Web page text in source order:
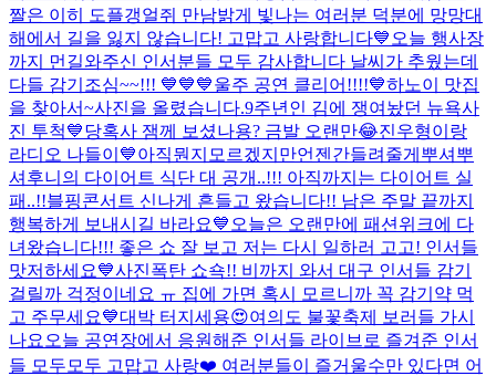
짤은 이히 도플갱얼쥐 만남밝게 빛나는 여러분 덕분에 망망대
해에서 길을 잃지 않습니다! 고맙고 사랑합니다💙 오늘 행사장
까지 먼길와주신 인서분들 모두 감사합니다 날씨가 추웠는데
다들 감기조심~~!!! 💙💙💙울주 공연 클리어!!!!💙하노이 맛집
을 찾아서~사진을 올렸습니다.9주년인 김에 쟁여놨던 뉴욕사
진 투척💙당혹사 잼께 보셨나용? 금발 오랜만😂진우형이랑
라디오 나들이💙아직뭔지모르겠지만언젠간들려줄게 뿌셔뿌
셔 후니의 다이어트 식단 대 공개..!!! 아직까지는 다이어트 실
패..!!블핑콘서트 신나게 흔들고 왔습니다!! 남은 주말 끝까지
행복하게 보내시길 바라요💙 오늘은 오랜만에 패션위크에 다
녀왔습니다!!! 좋은 쇼 잘 보고 저는 다시 일하러 고고! 인서들
맛저하세요💙사진폭탄 쇼쇽!! 비까지 와서 대구 인서들 감기
걸릴까 걱정이네요 ㅠ 집에 가면 혹시 모르니까 꼭 감기약 먹
고 주무세요💙대박 터지세용😍여의도 불꽃축제 보러들 가시
나요 오늘 공연장에서 응원해준 인서들 라이브로 즐겨준 인서
들 모두모두 고맙고 사랑❤️ 여러분들이 즐거울수만 있다면 어